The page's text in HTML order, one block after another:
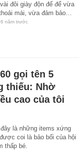
đôi giày độn đế để vừa
mái, vừa đảm bảo…
6 năm trước
gọi tên 5
thiếu: Nhờ
cao của tôi
là những items xứng
coi là bảo bối của hội
thấp bé.